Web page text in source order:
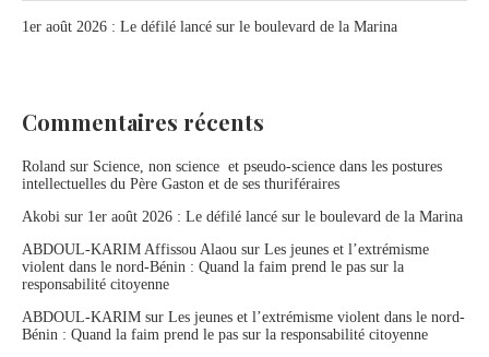
1er août 2026 : Le défilé lancé sur le boulevard de la Marina
Commentaires récents
Roland sur Science, non science et pseudo-science dans les postures
intellectuelles du Père Gaston et de ses thuriféraires
Akobi sur 1er août 2026 : Le défilé lancé sur le boulevard de la Marina
ABDOUL-KARIM Affissou Alaou sur Les jeunes et l’extrémisme
violent dans le nord-Bénin : Quand la faim prend le pas sur la
responsabilité citoyenne
ABDOUL-KARIM sur Les jeunes et l’extrémisme violent dans le nord-
Bénin : Quand la faim prend le pas sur la responsabilité citoyenne